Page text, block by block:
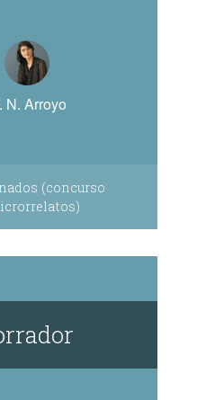
N. Arroyo
(concurso